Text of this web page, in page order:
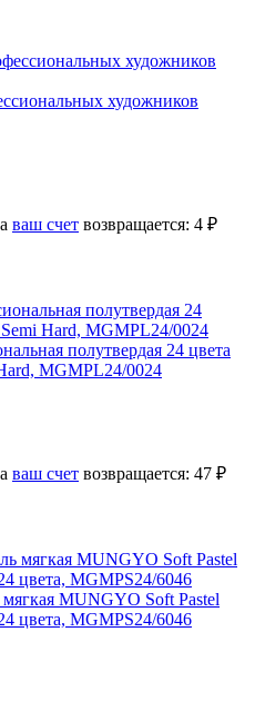
художников
ваш счет возвращается: 4 ₽
полутвердая 24 цвета
MGMPL24/0024
ваш счет возвращается: 47 ₽
мягкая MUNGYO Soft Pastel
цвета, MGMPS24/6046